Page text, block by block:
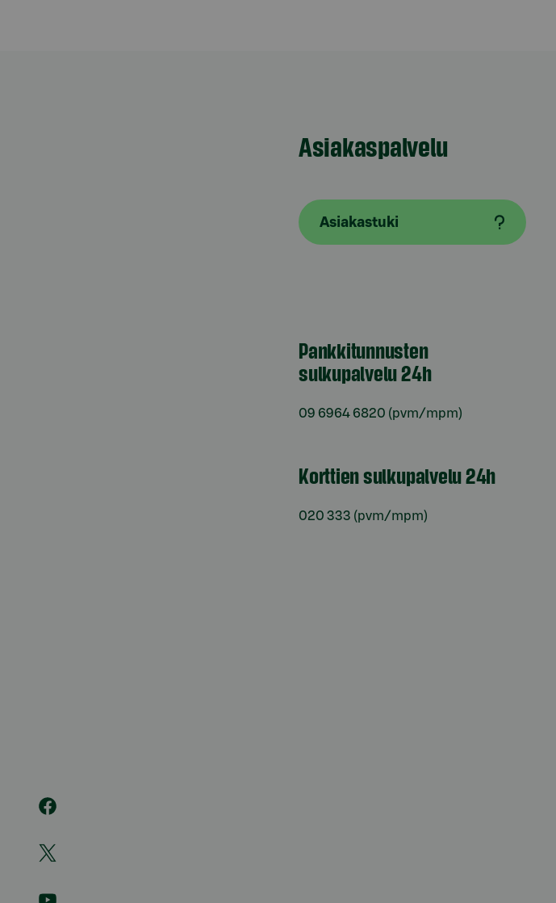
Asiakaspalvelu
Asiakastuki
Pankkitunnusten
sulkupalvelu 24h
09 6964 6820 (pvm/mpm)
Korttien sulkupalvelu 24h
020 333 (pvm/mpm)